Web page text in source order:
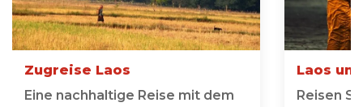
Zugreise Laos
Eine nachhaltige Reise mit dem
Laos
Reisen